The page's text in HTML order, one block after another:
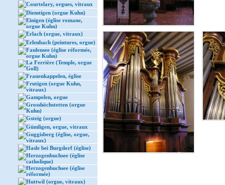
Courtelary, orgues, vitraux
Diemtigen (orgue Kuhn)
Einigen (église romane,
orgue Kuhn)
Erlach (orgue, vitraux)
Erlenbach (peintures, orgue)
Faulensee (église réformée,
orgue Kuhn)
La Ferrière (Temple, orgue
Goll)
Frauenkappelen, église
Frutigen (orgue Kuhn,
vitraux)
Gampelen, orgue
Grosshöchstetten (orgue
Kuhn)
Gsteig (orgue)
Gümligen, orgue, vitraux
Guggisberg (église, orgue,
vitraux)
Hasle bei Burgdorf (église)
Herzogenbuchsee (église
catholique)
Herzogenbuchsee (église
réformée)
Huttwil (orgue, vitraux)